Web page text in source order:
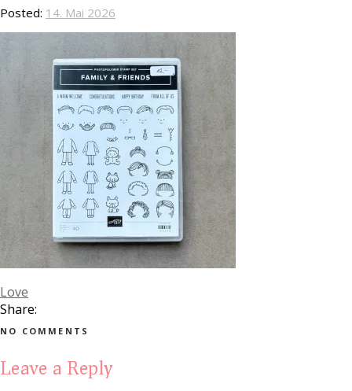
Posted: 14. Mai 2026
Love
Share:
NO COMMENTS
Leave a Reply